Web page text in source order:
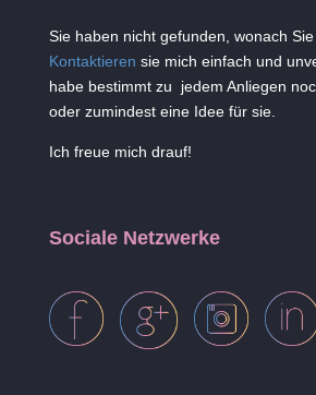
Sie haben nicht gefunden, wonach
Kontaktieren sie mich einfach und
habe bestimmt zu jedem Anliegen
oder zumindest eine Idee für sie.
Ich freue mich drauf!
Sociale Netzwerke